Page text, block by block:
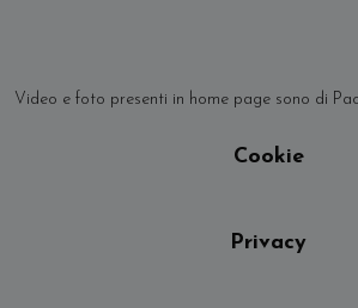
Video e foto presenti in home page sono di
Cookie
Privacy